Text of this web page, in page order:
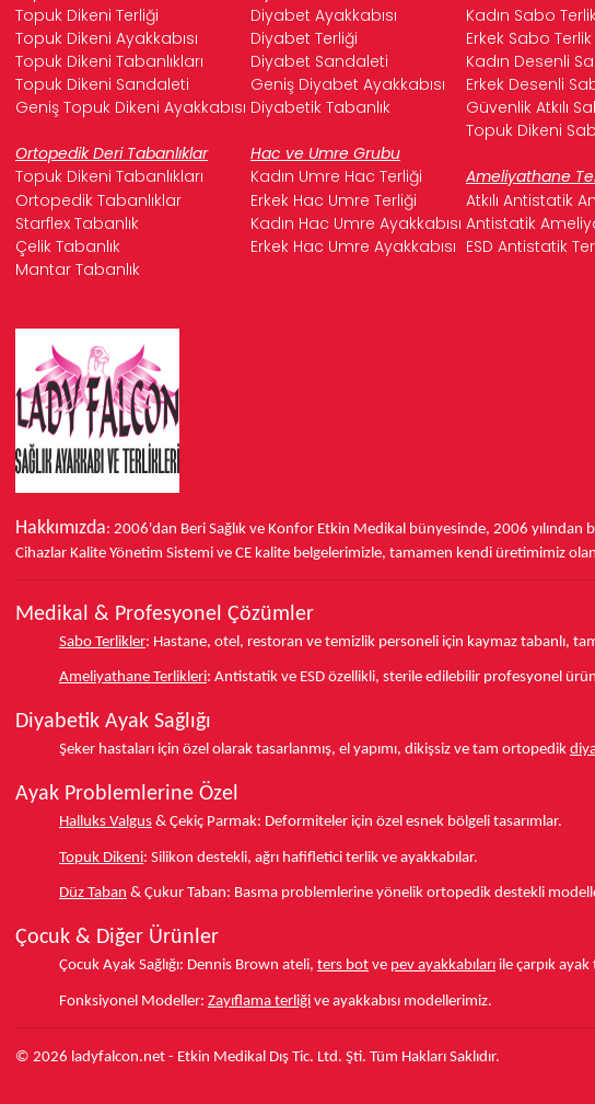
Topuk Dikeni Terliği
Diyabet Ayakkabısı Kadın Sabo
Topuk Dikeni Ayakkabısı
Diyabet Terliği Erkek Sabo Terlik
Topuk Dikeni Tabanlıkları
Diyabet Sandaleti Kadın Desenli
Topuk Dikeni Sandaleti
Geniş Diyabet Ayakkabısı Erkek Desenli
Geniş Topuk Dikeni Ayakkabısı Diyabetik Tabanlık Güvenlik Atkılı
Topuk Dikeni
Ortopedik Deri Tabanlıklar
Hac ve Umre Grubu
Topuk Dikeni Tabanlıkları
Kadın Umre Hac Terliği Ameliyathane
Ortopedik Tabanlıklar
Erkek Hac Umre Terliği Atkılı Antistatik
Starflex Tabanlık
Kadın Hac Umre Ayakkabısı Antistatik
Çelik Tabanlık
Erkek Hac Umre Ayakkabısı ESD Antistatik
Mantar Tabanlık
Hakkımızda: 2006'dan Beri Sağlık ve Konfor Etkin Medikal bünyesinde, 2006 yılından
Cihazlar Kalite Yönetim Sistemi ve CE kalite belgelerimizle, tamamen kendi üretimimiz
Medikal & Profesyonel Çözümler
Sabo Terlikler: Hastane, otel, restoran ve temizlik personeli için kaymaz tabanlı,
Ameliyathane Terlikleri: Antistatik ve ESD özellikli, sterile edilebilir profesyonel
Diyabetik Ayak Sağlığı
Şeker hastaları için özel olarak tasarlanmış, el yapımı, dikişsiz ve tam ortopedik
Ayak Problemlerine Özel
Halluks Valgus & Çekiç Parmak: Deformiteler için özel esnek bölgeli tasarımlar.
Topuk Dikeni: Silikon destekli, ağrı hafifletici terlik ve ayakkabılar.
Düz Taban & Çukur Taban: Basma problemlerine yönelik ortopedik destekli
Çocuk & Diğer Ürünler
Çocuk Ayak Sağlığı: Dennis Brown ateli, ters bot ve pev ayakkabıları ile çarpık
Fonksiyonel Modeller: Zayıflama terliği ve ayakkabısı modellerimiz.
© 2026 ladyfalcon.net - Etkin Medikal Dış Tic. Ltd. Şti. Tüm Hakları Saklıdır.